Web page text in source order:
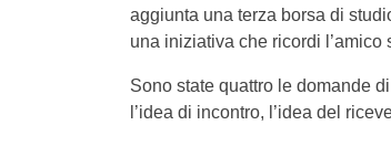
aggiunta una terza borsa di
una iniziativa che ricordi l’amico
Sono state quattro le domande
l’idea di incontro, l’idea del